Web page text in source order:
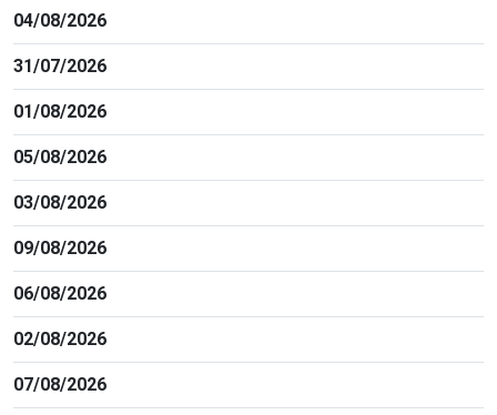
04/08/2026
31/07/2026
01/08/2026
05/08/2026
03/08/2026
09/08/2026
06/08/2026
02/08/2026
07/08/2026